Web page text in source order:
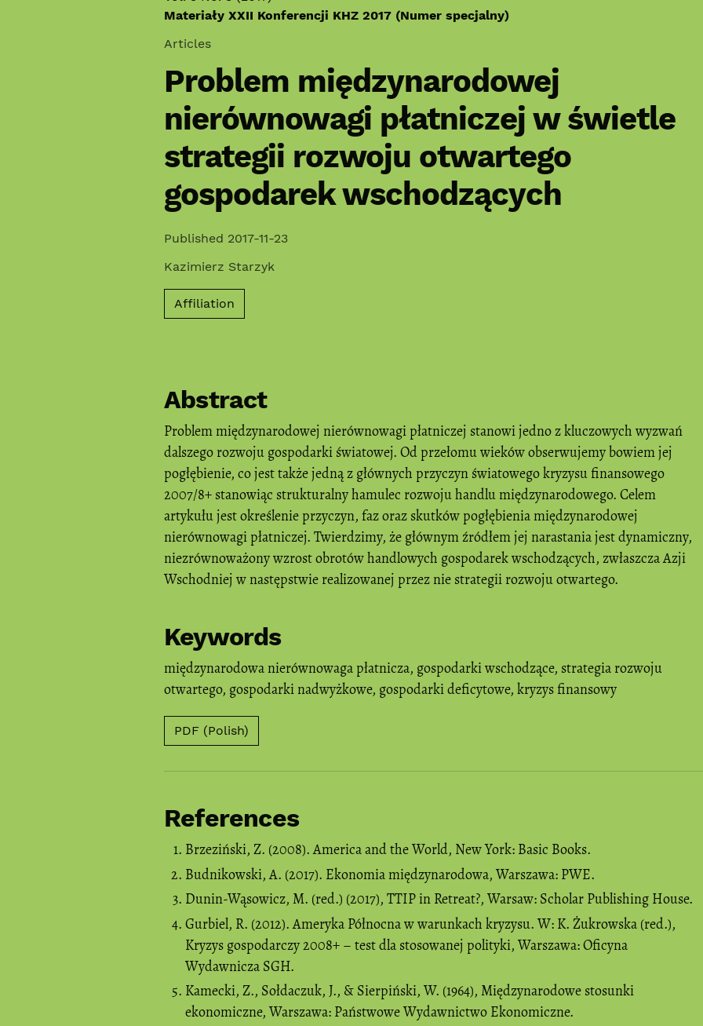
Materiały XXII Konferencji KHZ 2017 (Numer specjalny)
Articles
Problem międzynarodowej
nierównowagi płatniczej w świetle
strategii rozwoju otwartego
gospodarek wschodzących
Published 2017-11-23
Kazimierz Starzyk
Affiliation
Abstract
Problem międzynarodowej nierównowagi płatniczej stanowi jedno z kluczowych wyzwań
dalszego rozwoju gospodarki światowej. Od przełomu wieków obserwujemy bowiem jej
pogłębienie, co jest także jedną z głównych przyczyn światowego kryzysu finansowego
2007/8+ stanowiąc strukturalny hamulec rozwoju handlu międzynarodowego. Celem
artykułu jest określenie przyczyn, faz oraz skutków pogłębienia międzynarodowej
nierównowagi płatniczej. Twierdzimy, że głównym źródłem jej narastania jest dynamiczny,
niezrównoważony wzrost obrotów handlowych gospodarek wschodzących, zwłaszcza Azji
Wschodniej w następstwie realizowanej przez nie strategii rozwoju otwartego.
Keywords
międzynarodowa nierównowaga płatnicza, gospodarki wschodzące, strategia rozwoju
otwartego, gospodarki nadwyżkowe, gospodarki deficytowe, kryzys finansowy
PDF (Polish)
References
Brzeziński, Z. (2008). America and the World, New York: Basic Books.
Budnikowski, A. (2017). Ekonomia międzynarodowa, Warszawa: PWE.
Dunin-Wąsowicz, M. (red.) (2017), TTIP in Retreat?, Warsaw: Scholar Publishing House.
Gurbiel, R. (2012). Ameryka Północna w warunkach kryzysu. W: K. Żukrowska (red.),
Kryzys gospodarczy 2008+ – test dla stosowanej polityki, Warszawa: Oficyna
Wydawnicza SGH.
Kamecki, Z., Sołdaczuk, J., & Sierpiński, W. (1964), Międzynarodowe stosunki
ekonomiczne, Warszawa: Państwowe Wydawnictwo Ekonomiczne.